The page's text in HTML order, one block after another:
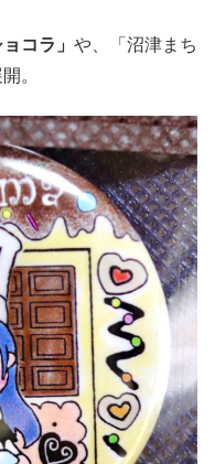
コラ」 や、「沼津まち
。